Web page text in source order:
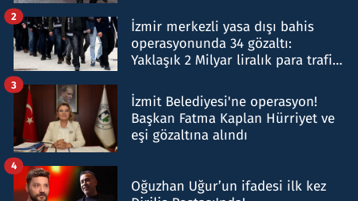
İzmir merkezli yasa dışı bahis
operasyonunda 34 gözaltı:
Yaklaşık 2 Milyar liralık para trafiği
2
İzmit Belediyesi'ne operasyon!
Başkan Fatma Kaplan Hürriyet ve
eşi gözaltına alındı
3
Oğuzhan Uğur’un ifadesi ilk kez
4